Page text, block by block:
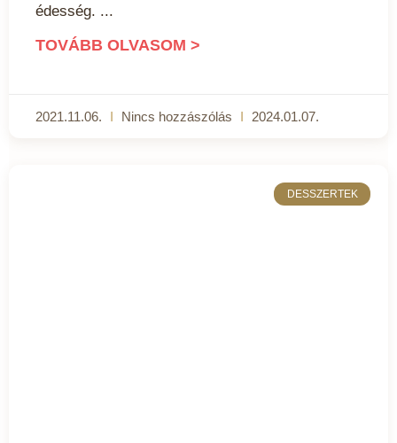
édesség.
TOVÁBB OLVASOM >
2021.11.06. Nincs hozzászólás 2024.01.07.
DESSZERTEK